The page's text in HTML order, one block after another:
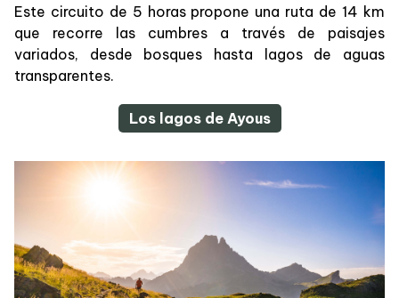
Este circuito de 5 horas propone una ruta de 14 km
que recorre las cumbres a través de paisajes
variados, desde bosques hasta lagos de aguas
transparentes.
Los lagos de Ayous